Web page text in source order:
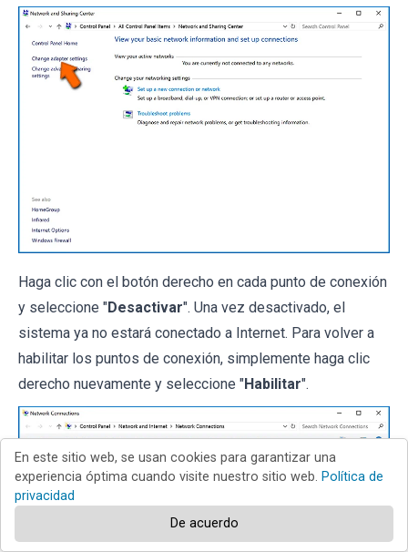
Haga clic con el botón derecho en cada punto de conexión
y seleccione "Desactivar". Una vez desactivado, el
sistema ya no estará conectado a Internet. Para volver a
habilitar los puntos de conexión, simplemente haga clic
derecho nuevamente y seleccione "Habilitar".
En este sitio web, se usan cookies para garantizar una
experiencia óptima cuando visite nuestro sitio web. Política de
privacidad
De acuerdo